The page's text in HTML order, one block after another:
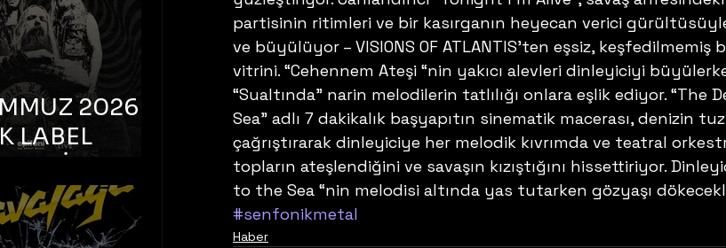
partisinin ritimleri ve bir kasırganın heyecan verici
ve büyülüyor – VISIONS OF ATLANTIS’ten eşsiz, keşfedilmemiş
vitrini. “Cehennem Ateşi “nin yakıcı alevleri dinleyiciyi
“Sualtında” narin melodilerin tatlılığı onlara eşlik ediyor. “The
Sea” adlı 7 dakikalık başyapıtın sinematik macerası, denizin
çağrıştırarak dinleyiciye her melodik kıvrımda ve teatral
topların ateşlendiğini ve savaşın kızıştığını hissettiriyor.
to the Sea “nin melodisi altında yas tutarken gözyaşı
#senfonikmetal
Haber
2026 –
LABEL
– İstanbul,
Park